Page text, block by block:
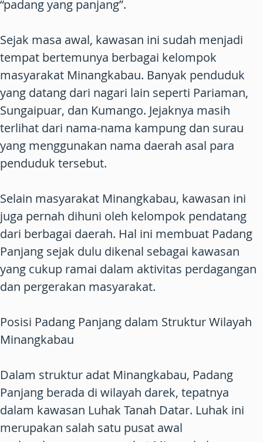
“padang yang panjang”.
Sejak masa awal, kawasan ini sudah menjadi
tempat bertemunya berbagai kelompok
masyarakat Minangkabau. Banyak penduduk
yang datang dari nagari lain seperti Pariaman,
Sungaipuar, dan Kumango. Jejaknya masih
terlihat dari nama-nama kampung dan surau
yang menggunakan nama daerah asal para
penduduk tersebut.
Selain masyarakat Minangkabau, kawasan ini
juga pernah dihuni oleh kelompok pendatang
dari berbagai daerah. Hal ini membuat Padang
Panjang sejak dulu dikenal sebagai kawasan
yang cukup ramai dalam aktivitas perdagangan
dan pergerakan masyarakat.
Posisi Padang Panjang dalam Struktur Wilayah
Minangkabau
Dalam struktur adat Minangkabau, Padang
Panjang berada di wilayah darek, tepatnya
dalam kawasan Luhak Tanah Datar. Luhak ini
merupakan salah satu pusat awal